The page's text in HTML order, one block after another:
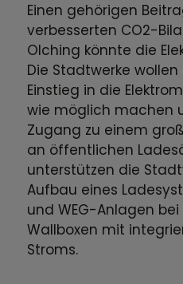
Einen gehörigen
verbesserten CO2-
Olching könnte die
Die Stadtwerke
Einstieg in die
wie möglich machen
Zugang zu einem
an öffentlichen
unterstützen die
Aufbau eines
und WEG-Anlagen
Wallboxen mit
Stroms.